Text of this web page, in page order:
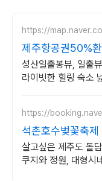
https://
제주항공권50%
실 구성
성산일출봉뷰, 일출
라이빗한 힐링 숙소
https://
석촌호수벚꽃축제
마을 하도리 제주
살고싶은 제주도 돌
쿠지와 정원, 대형시